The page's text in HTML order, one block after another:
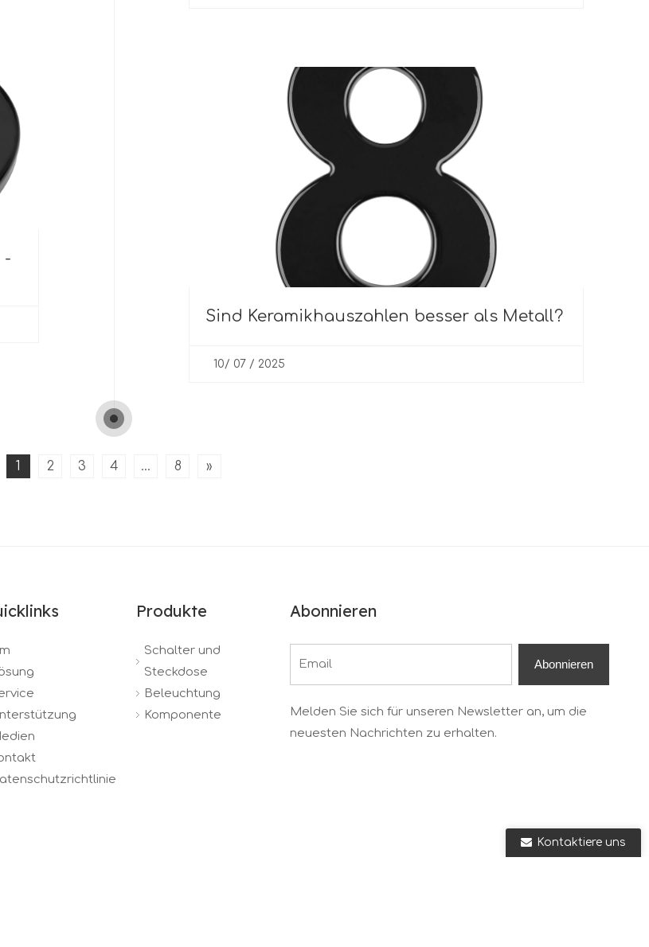
-
Sind Keramikhauszahlen besser als Metall?
10/ 07 / 2025
1 2 3 4 ... 8 »
Produkte
Schalter und
Steckdose
Beleuchtung
Komponente
Abonnieren
Abonnieren
Melden Sie sich für unseren Newsletter an, um die
neuesten Nachrichten zu erhalten.
Kontaktiere uns